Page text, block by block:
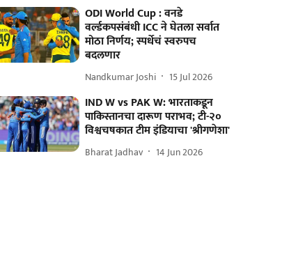
ODI World Cup : वनडे
वर्ल्डकपसंबंधी ICC ने घेतला सर्वात
मोठा निर्णय; स्पर्धेचं स्वरुपच
बदलणार
Nandkumar Joshi 15 Jul 2026
IND W vs PAK W: भारताकडून
पाकिस्तानचा दारूण पराभव; टी-२०
विश्वचषकात टीम इंडियाचा 'श्रीगणेशा'
Bharat Jadhav 14 Jun 2026